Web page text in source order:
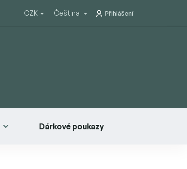
CZK Čeština Přihlášení
Dárkové poukazy